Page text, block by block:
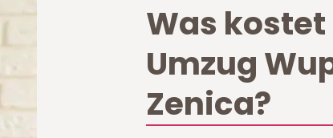
Was kostet
Umzug
Zenica?